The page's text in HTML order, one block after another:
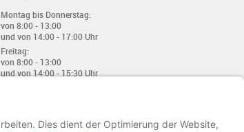
Montag bis Donnerstag:
von 8:00 - 13:00
und von 14:00 - 17:00 Uhr
Freitag:
von 8:00 - 13:00
und von 14:00 - 15:30 Uhr